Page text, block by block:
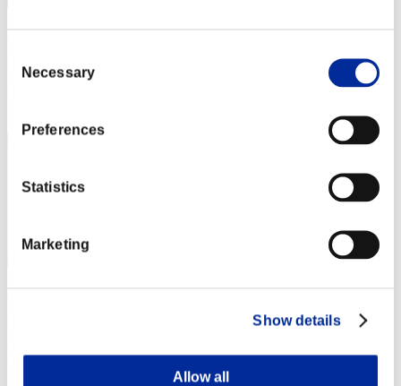
Selection
Necessary
Preferences
Statistics
Marketing
Show details
Allow all
Mpman
Puntos:Lv:30/02'31"45
silen7chao5
Posición